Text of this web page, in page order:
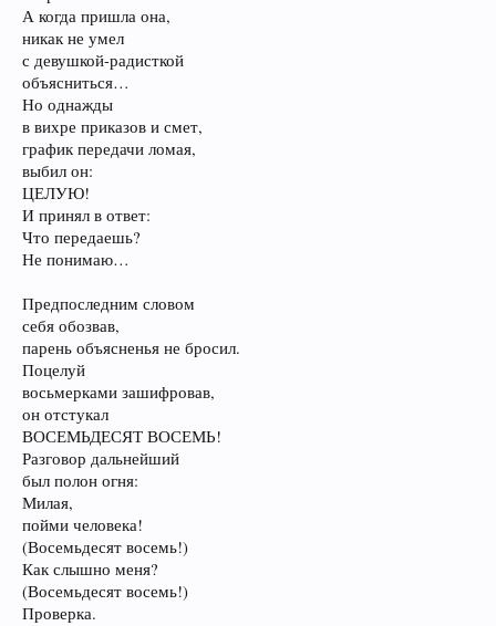
А когда пришла она,
никак не умел
с девушкой-радисткой
объясниться…
Но однажды
в вихре приказов и смет,
график передачи ломая,
выбил он:
ЦЕЛУЮ!
И принял в ответ:
Что передаешь?
Не понимаю…
Предпоследним словом
себя обозвав,
парень объясненья не бросил.
Поцелуй
восьмерками зашифровав,
он отстукал
ВОСЕМЬДЕСЯТ ВОСЕМЬ!
Разговор дальнейший
был полон огня:
Милая,
пойми человека!
(Восемьдесят восемь!)
Как слышно меня?
(Восемьдесят восемь!)
Проверка.